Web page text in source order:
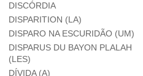
DISCÓRDIA
DISPARITION (LA)
DISPARO NA ESCURIDÃO (UM)
DISPARUS DU BAYON PLALAH
(LES)
DÍVIDA (A)